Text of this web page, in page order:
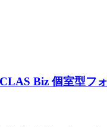
CLAS Biz 個室型フ